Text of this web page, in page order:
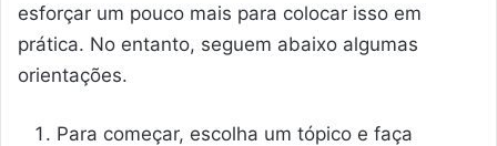
esforçar um pouco mais para colocar isso em
prática. No entanto, seguem abaixo algumas
orientações.
Para começar, escolha um tópico e faça